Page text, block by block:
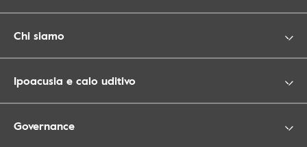
Chi siamo
Ipoacusia e calo uditivo
Governance